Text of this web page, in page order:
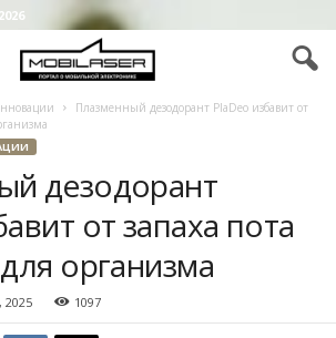
Плазменный дезодорант PlaDeo избавит от
дезодорант
от запаха пота
организма
2025 1097